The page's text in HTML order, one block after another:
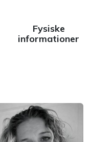
Fysiske
informationer